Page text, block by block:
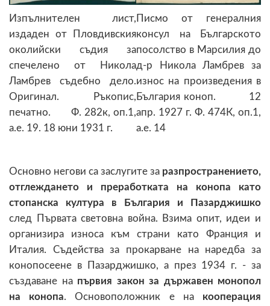
Изпълнителен лист,
издаден от Пловдивския
околийски съдия за
спечелено от Никола
Ламбрев съдебно дело.
Оригинал. Ръкопис,
печатно. Ф. 282к, оп.1,
а.е. 19. 18 юни 1931 г.
Писмо от генералния
консул на Българското
посолство в Марсилия до
д-р Никола Ламбрев за
износ на произведения в
България коноп. 12
апр. 1927 г. Ф. 474К, оп.1,
а.е. 14
Основно негови са заслугите за разпространението,
отглеждането и преработката на конопа като
стопанска култура в България и Пазарджишко
след Първата световна война. Взима опит, идеи и
организира износа към страни като Франция и
Италия. Съдейства за прокарване на наредба за
конопосеене в Пазарджишко, а през 1934 г. - за
създаване на първия закон за държавен монопол
на конопа. Основоположник е на кооперация